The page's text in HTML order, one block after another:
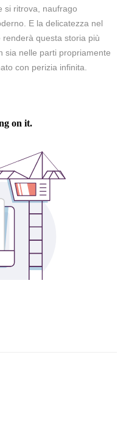
si ritrova, naufrago
E la delicatezza nel
questa storia più
sia nelle parti propriamente
con perizia infinita.